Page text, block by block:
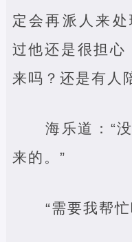
定会再派人来
过他还是很担心
来吗？还是有人
海乐道：“
来的。”
“需要我帮